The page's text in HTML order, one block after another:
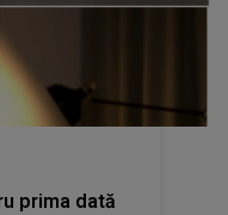
prima dată